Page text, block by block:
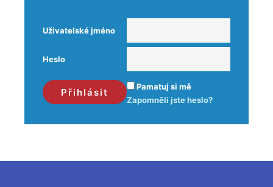
Uživatelské jméno
Heslo
Pamatuj si mě
Zapomněli jste heslo?